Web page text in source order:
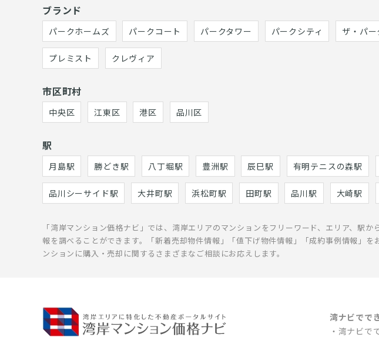
ブランド
パークホームズ パークコート パークタワー パークシティ ザ・パー
プレミスト クレヴィア
市区町村
中央区 江東区 港区 品川区
駅
月島駅 勝どき駅 八丁堀駅 豊洲駅 辰巳駅 有明テニスの森駅
品川シーサイド駅 大井町駅 浜松町駅 田町駅 品川駅 大崎駅
「湾岸マンション価格ナビ」では、湾岸エリアのマンションをフリーワード、エリア、駅
報を調べることができます。「新着売却物件情報」「値下げ物件情報」「成約事例情報」
ンションに購入・売却に関するさまざまなご相談にお応えします。
湾ナビでで
湾ナビで